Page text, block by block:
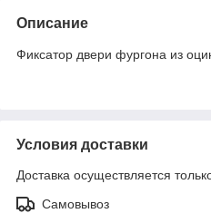
Описание
Фиксатор двери фургона из
Условия доставки
Доставка осуществляется
Самовывоз